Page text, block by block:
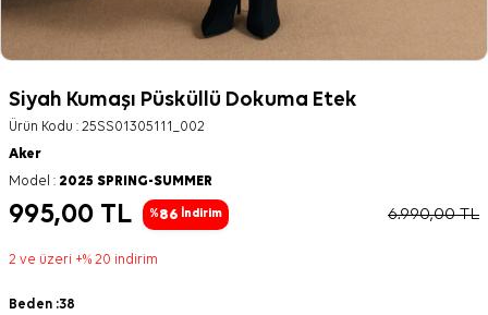
Siyah Kumaşı Püsküllü Dokuma Etek
Ürün Kodu : 25SS01305111_002
Aker
Model : 2025 SPRING-SUMMER
995,00 TL %86 İndirim 6.990,00TL
2 ve üzeri +% 20 indirim
Beden :38